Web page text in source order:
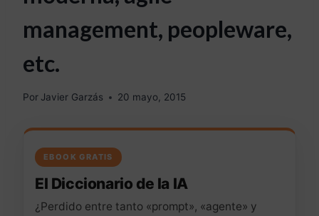
management, peopleware,
etc.
Por Javier Garzás 20 mayo, 2015
EBOOK GRATIS
El Diccionario de la IA
¿Perdido entre tanto «prompt», «agente» y